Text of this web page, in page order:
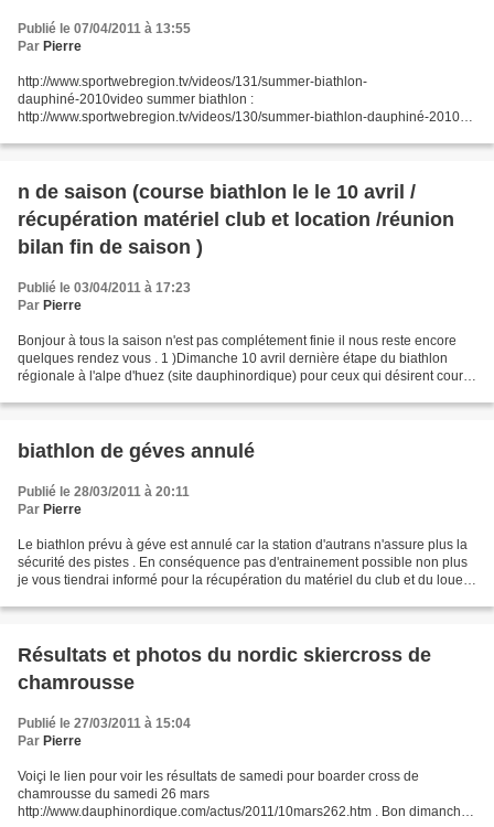
Publié le 07/04/2011 à 13:55
Par Pierre
http://www.sportwebregion.tv/videos/131/summer-biathlon-
dauphiné-2010video summer biathlon :
http://www.sportwebregion.tv/videos/130/summer-biathlon-dauphiné-2010
http://www.sportwebregion.tv/videos/127/summer-biathlon-dauphiné-2010...
n de saison (course biathlon le le 10 avril /
récupération matériel club et location /réunion
bilan fin de saison )
Publié le 03/04/2011 à 17:23
Par Pierre
Bonjour à tous la saison n'est pas complétement finie il nous reste encore
quelques rendez vous . 1 )Dimanche 10 avril dernière étape du biathlon
régionale à l'alpe d'huez (site dauphinordique) pour ceux qui désirent courir
biathlon de géves annulé
Publié le 28/03/2011 à 20:11
Par Pierre
Le biathlon prévu à géve est annulé car la station d'autrans n'assure plus la
sécurité des pistes . En conséquence pas d'entrainement possible non plus
je vous tiendrai informé pour la récupération du matériel du club et du loueur
Résultats et photos du nordic skiercross de
chamrousse
Publié le 27/03/2011 à 15:04
Par Pierre
Voiçi le lien pour voir les résultats de samedi pour boarder cross de
chamrousse du samedi 26 mars
http://www.dauphinordique.com/actus/2011/10mars262.htm . Bon dimanche